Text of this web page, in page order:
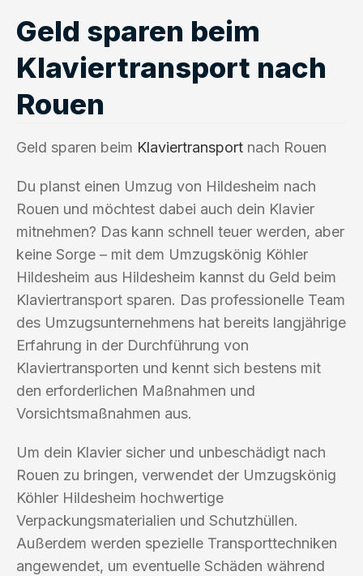
Geld sparen beim
Klaviertransport nach
Rouen
Geld sparen beim Klaviertransport nach Rouen
Du planst einen Umzug von Hildesheim nach
Rouen und möchtest dabei auch dein Klavier
mitnehmen? Das kann schnell teuer werden, aber
keine Sorge – mit dem Umzugskönig Köhler
Hildesheim aus Hildesheim kannst du Geld beim
Klaviertransport sparen. Das professionelle Team
des Umzugsunternehmens hat bereits langjährige
Erfahrung in der Durchführung von
Klaviertransporten und kennt sich bestens mit
den erforderlichen Maßnahmen und
Vorsichtsmaßnahmen aus.
Um dein Klavier sicher und unbeschädigt nach
Rouen zu bringen, verwendet der Umzugskönig
Köhler Hildesheim hochwertige
Verpackungsmaterialien und Schutzhüllen.
Außerdem werden spezielle Transporttechniken
angewendet, um eventuelle Schäden während